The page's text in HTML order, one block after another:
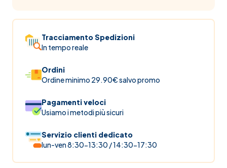
Tracciamento Spedizioni
In tempo reale
Ordini
Ordine minimo 29.90€ salvo promo
Pagamenti veloci
Usiamo i metodi più sicuri
Servizio clienti dedicato
lun-ven 8:30-13:30 / 14:30-17:30